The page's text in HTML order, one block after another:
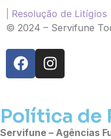
| Resolução de Litígios
© 2024 – Servifune
Política de
Servifune – Agências